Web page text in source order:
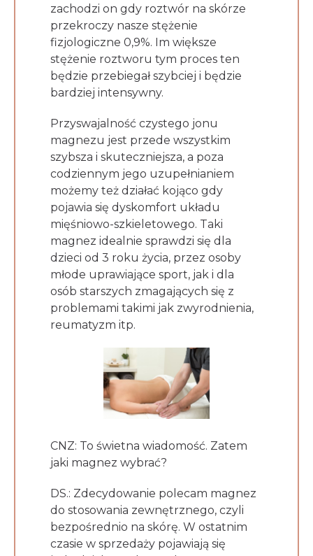
zachodzi on gdy roztwór na skórze
przekroczy nasze stężenie
fizjologiczne 0,9%. Im większe
stężenie roztworu tym proces ten
będzie przebiegał szybciej i będzie
bardziej intensywny.
Przyswajalność czystego jonu
magnezu jest przede wszystkim
szybsza i skuteczniejsza, a poza
codziennym jego uzupełnianiem
możemy też działać kojąco gdy
pojawia się dyskomfort układu
mięśniowo-szkieletowego. Taki
magnez idealnie sprawdzi się dla
dzieci od 3 roku życia, przez osoby
młode uprawiające sport, jak i dla
osób starszych zmagających się z
problemami takimi jak zwyrodnienia,
reumatyzm itp.
CNZ: To świetna wiadomość. Zatem
jaki magnez wybrać?
DS.: Zdecydowanie polecam magnez
do stosowania zewnętrznego, czyli
bezpośrednio na skórę. W ostatnim
czasie w sprzedaży pojawiają się